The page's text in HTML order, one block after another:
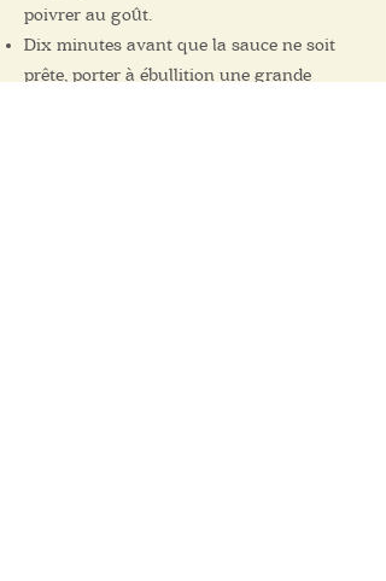
poivrer au goût.
Dix minutes avant que la sauce ne soit
prête, porter à ébullition une grande